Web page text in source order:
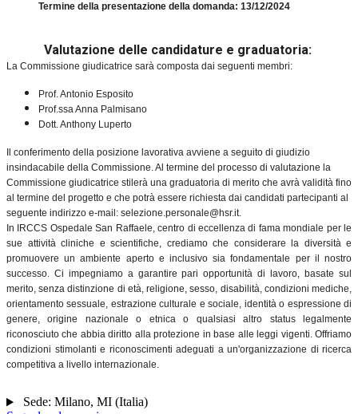
Termine della presentazione della domanda: 13/12/2024
Valutazione delle candidature e graduatoria:
La Commissione giudicatrice sarà composta dai seguenti membri:
Prof. Antonio Esposito
Prof.ssa Anna Palmisano
Dott. Anthony Luperto
Il conferimento della posizione lavorativa avviene a seguito di giudizio
insindacabile della Commissione. Al termine del processo di valutazione la
Commissione giudicatrice stilerà una graduatoria di merito che avrà validità fino
al termine del progetto e che potrà essere richiesta dai candidati partecipanti al
seguente indirizzo e-mail: selezione.personale@hsr.it.
In IRCCS Ospedale San Raffaele, centro di eccellenza di fama mondiale per le
sue attività cliniche e scientifiche, crediamo che considerare la diversità e
promuovere un ambiente aperto e inclusivo sia fondamentale per il nostro
successo. Ci impegniamo a garantire pari opportunità di lavoro, basate sul
merito, senza distinzione di età, religione, sesso, disabilità, condizioni mediche,
orientamento sessuale, estrazione culturale e sociale, identità o espressione di
genere, origine nazionale o etnica o qualsiasi altro status legalmente
riconosciuto che abbia diritto alla protezione in base alle leggi vigenti. Offriamo
condizioni stimolanti e riconoscimenti adeguati a un'organizzazione di ricerca
competitiva a livello internazionale.
Sede: Milano, MI(Italia)